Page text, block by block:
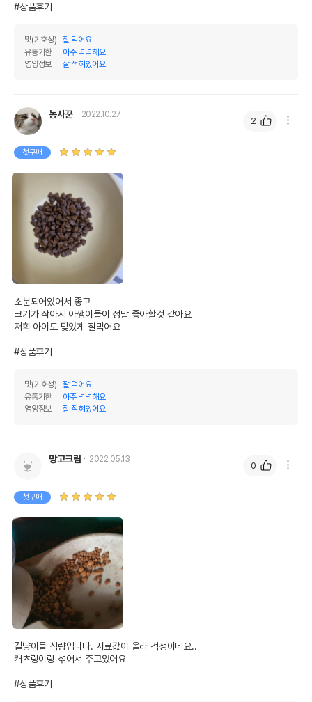
#상품후기
맛(기호성)
잘 먹어요
유통기한
아주 넉넉해요
영양정보
잘 적혀있어요
농사꾼 2022.10.27
첫구매
소분되어있어서 좋고
크기가 작아서 아깽이들이 정말 좋아할것 같아요
저희 아이도 맞있게 잘먹어요
#상품후기
맛(기호성)
잘 먹어요
유통기한
아주 넉넉해요
영양정보
잘 적혀있어요
2
망고크림 2022.05.13
첫구매
길냥이들 식량입니다. 사료값이 올라 걱정이네요..
캐츠랑이랑 섞어서 주고있어요
#상품후기
0